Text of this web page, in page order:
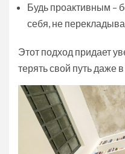
Будь проактивным –
себя, не
Этот подход придает
терять свой путь даже